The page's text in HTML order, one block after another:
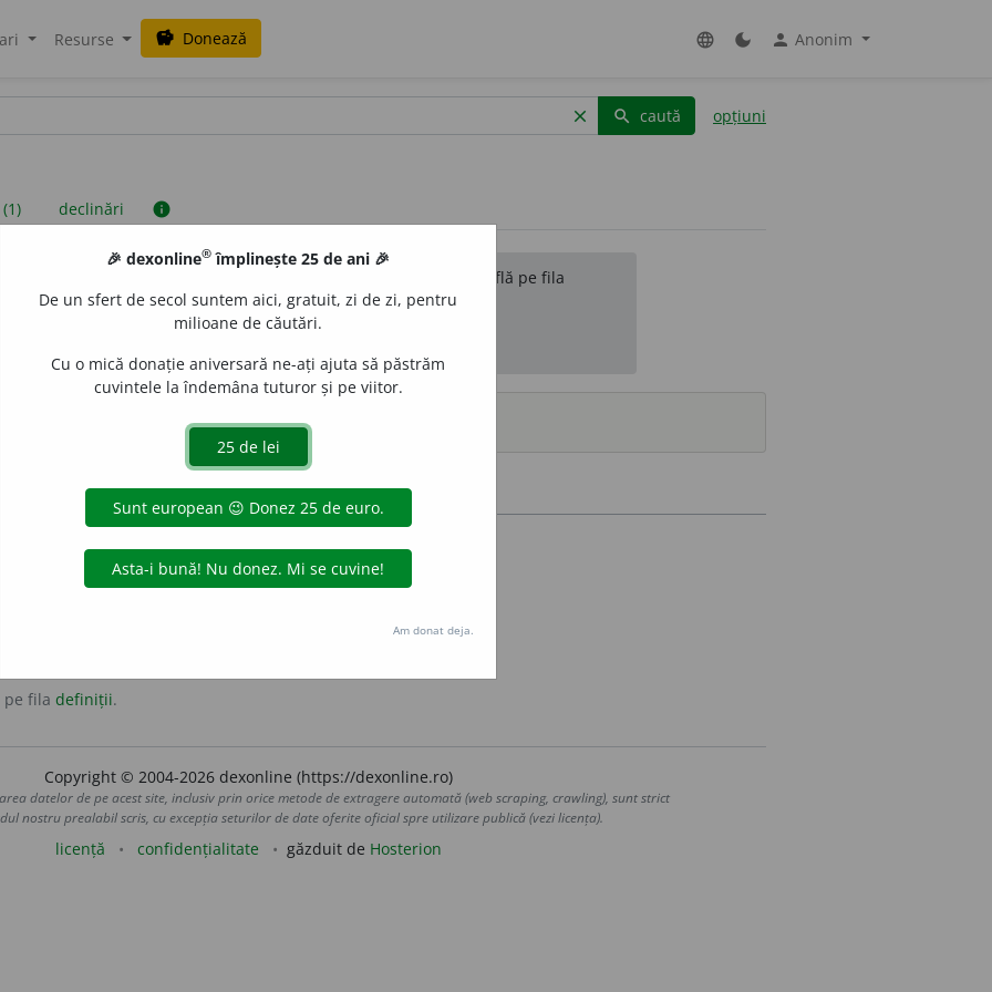
Resurse savings Donează language dark_mode person Anonim
clear search caută opțiuni
declinări info
sunt compilate de echipa dexonline. Definițiile originale se află pe fila
reordona filele pe pagina depreferințe.
surse
pe fila definiții.
Copyright © 2004-2026 dexonline (https://dexonline.ro)
datelor de pe acest site, inclusiv prin orice metode de extragere automată (web scraping, crawling), sunt strict
nostru prealabil scris, cu excepția seturilor de date oferite oficial spre utilizare publică (vezi licența).
licență confidențialitate găzduit de Hosterion
🎉 dexonline® împlinește 25 de ani 🎉
De un sfert de secol suntem aici, gratuit, zi de zi, pentru
milioane de căutări.
Cu o mică donație aniversară ne-ați ajuta să păstrăm
cuvintele la îndemâna tuturor și pe viitor.
Am donat deja.